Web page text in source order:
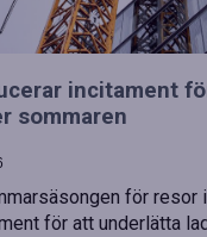
incitament
sommaren
för resor
för att underlätta